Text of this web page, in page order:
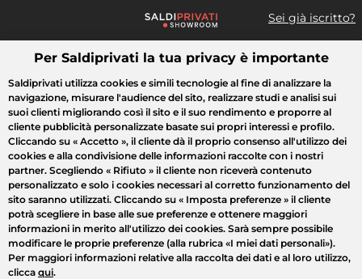
Sei già iscritto?
Cosa cerchi?
Tutte le vendite Moda Casa Bellezza Elettrodomestici
Per Saldiprivati la tua privacy è importante
Saldiprivati utilizza cookies e simili tecnologie al fine di analizzare la
navigazione, misurare l'audience del sito, realizzare studi e analisi sui
suoi clienti migliorando così il sito e il suo rendimento e proporre al
cliente pubblicità personalizzate basate sui propri interessi e profilo.
Cliccando su « Accetto », il cliente dà il proprio consenso all'utilizzo dei
cookies e alla condivisione delle informazioni raccolte con i nostri
partner. Scegliendo « Rifiuto » il cliente non riceverà contenuto
personalizzato e solo i cookies necessari al corretto funzionamento del
sito saranno utilizzati. Cliccando su « Imposta preferenze » il cliente
potrà scegliere in base alle sue preferenze e ottenere maggiori
informazioni in merito all'utilizzo dei cookies. Sarà sempre possibile
modificare le proprie preferenze (alla rubrica «I miei dati personali»).
Per maggiori informazioni relative alla raccolta dei dati e al loro utilizzo,
clicca qui.